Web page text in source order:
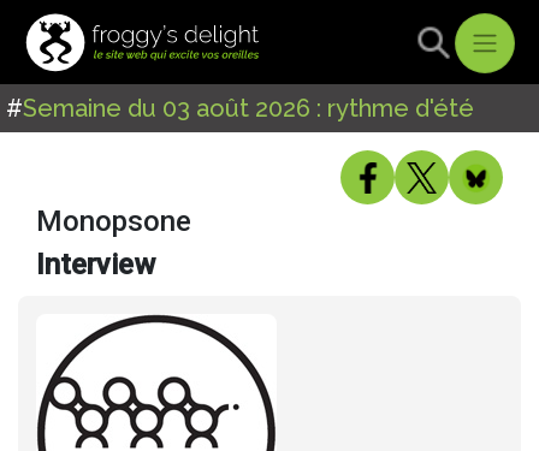
#Semaine du 03 août 2026 : rythme d'été
Monopsone
Interview